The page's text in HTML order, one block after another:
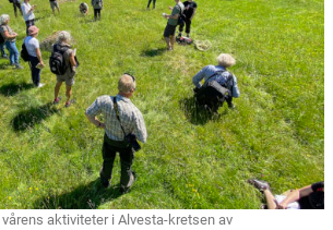
aktiviteter i Alvesta-kretsen av